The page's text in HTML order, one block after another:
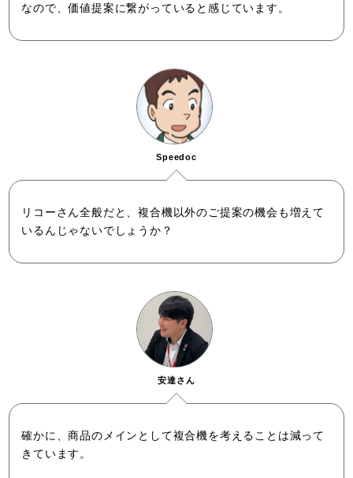
なので、価値提案に繋がっていると感じています。
Speedoc
リコーさん全般だと、複合機以外のご提案の機会も増えて
いるんじゃないでしょうか？
確かに、商品のメインとして複合機を考えることは減って
きています。
安達さん